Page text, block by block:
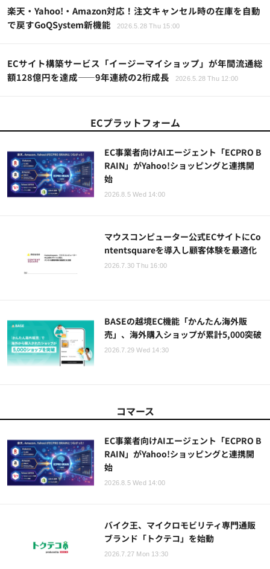
楽天・Yahoo!・Amazon対応！注文キャンセル時の在庫を自動
で戻すGoQSystem新機能
2026.5.28 Thu 15:00
ECサイト構築サービス「イージーマイショップ」が年間流通総
額128億円を達成——9年連続の2桁成長
2026.5.28 Thu 12:00
ECプラットフォーム
EC事業者向けAIエージェント「ECPRO B
RAIN」がYahoo!ショッピングと連携開
始
2026.8.5 Wed 14:00
マウスコンピューター公式ECサイトにCo
ntentsquareを導入し顧客体験を最適化
2026.7.30 Thu 16:00
BASEの越境EC機能「かんたん海外販
売」、海外購入ショップが累計5,000突破
2026.7.29 Wed 14:30
コマース
EC事業者向けAIエージェント「ECPRO B
RAIN」がYahoo!ショッピングと連携開
始
2026.8.5 Wed 14:00
バイク王、マイクロモビリティ専門通販
ブランド「トクテコ」を始動
2026.7.27 Mon 13:30